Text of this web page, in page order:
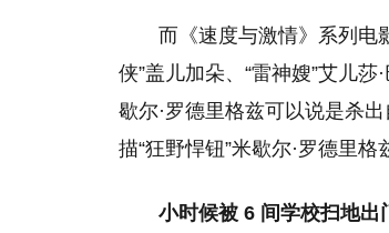
而《速度与激情》系列电
侠”盖儿加朵、“雷神嫂”艾儿莎
歇尔·罗德里格兹可以说是杀
描“狂野悍钮”米歇尔·罗德里格
小时候被 6 间学校扫地出